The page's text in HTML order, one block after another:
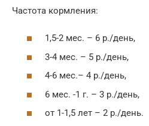
Частота кормления:
1,5-2 мес. – 6 р./день,
3-4 мес. – 5 р./день,
4-6 мес.– 4 р./день,
6 мес. -1 г. – 3 р./день,
от 1-1,5 лет – 2 р./день.